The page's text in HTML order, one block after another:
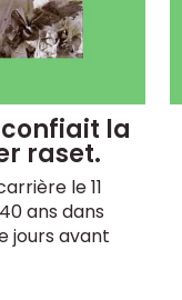
confiait la
raset.
le 11
ans dans
jours avant